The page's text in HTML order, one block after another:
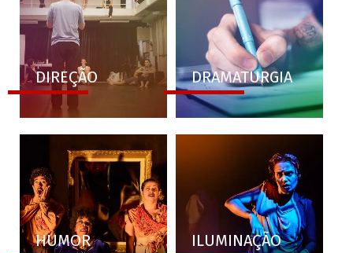
DIREÇÃO DRAMATURGIA
HUMOR ILUMINAÇÃO